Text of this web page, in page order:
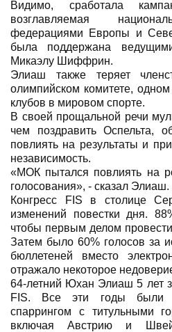
Видимо, сработала
возглавляемая
федерациями Европы и
была поддержана
Микаэлу Шиффрин.
Элиаш также теряет
олимпийском комитете,
клубов в мировом спорте.
В своей прощальной речи
чем поздравить Оспельта,
повлиять на результаты и
независимость.
«МОК пытался повлиять на
голосования», - сказал Элиаш.
Конгресс FIS в столице
изменений повестки дня.
чтобы первым делом
Затем было 60% голосов за
бюллетеней вместо
отражало некоторое
64-летний Юхан Элиаш 5 лет
FIS. Все эти годы были
спаррингом с титульными
включая Австрию и